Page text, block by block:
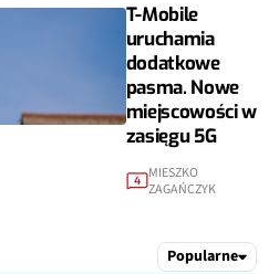
T-Mobile
uruchamia
dodatkowe
pasma. Nowe
miejscowości w
zasięgu 5G
4 MIESZKO
ZAGAŃCZYK
Popularne